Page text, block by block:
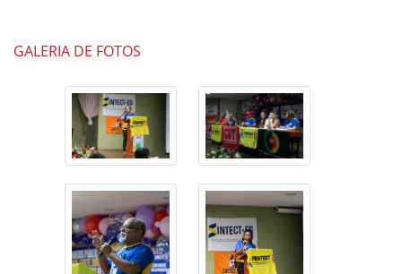
GALERIA DE FOTOS